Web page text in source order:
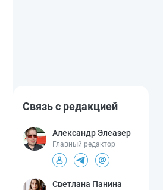
Связь с редакцией
Александр Элеазер
Главный редактор
Светлана Панина